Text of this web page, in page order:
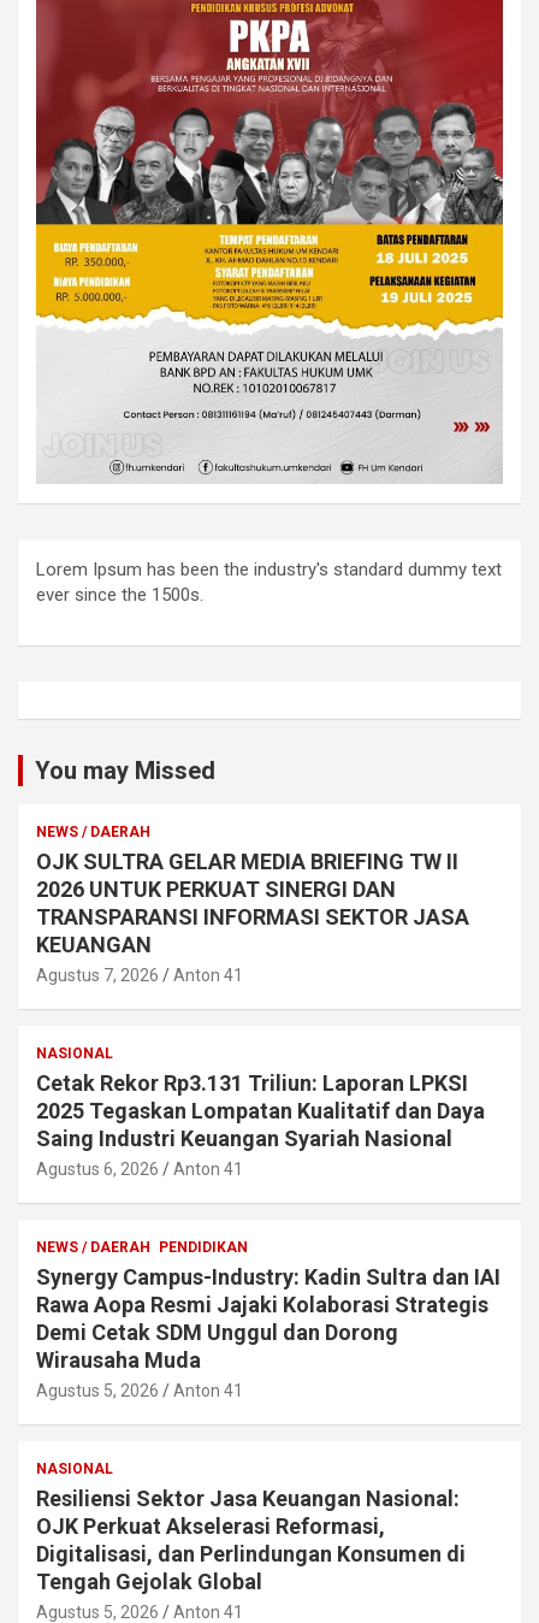
Lorem Ipsum has been the industry's standard dummy text
ever since the 1500s.
You may Missed
NEWS / DAERAH
OJK SULTRA GELAR MEDIA BRIEFING TW II
2026 UNTUK PERKUAT SINERGI DAN
TRANSPARANSI INFORMASI SEKTOR JASA
KEUANGAN
Agustus 7, 2026 Anton 41
NASIONAL
Cetak Rekor Rp3.131 Triliun: Laporan LPKSI
2025 Tegaskan Lompatan Kualitatif dan Daya
Saing Industri Keuangan Syariah Nasional
Agustus 6, 2026 Anton 41
NEWS / DAERAH PENDIDIKAN
Synergy Campus-Industry: Kadin Sultra dan IAI
Rawa Aopa Resmi Jajaki Kolaborasi Strategis
Demi Cetak SDM Unggul dan Dorong
Wirausaha Muda
Agustus 5, 2026 Anton 41
NASIONAL
Resiliensi Sektor Jasa Keuangan Nasional:
OJK Perkuat Akselerasi Reformasi,
Digitalisasi, dan Perlindungan Konsumen di
Tengah Gejolak Global
Agustus 5, 2026 Anton 41